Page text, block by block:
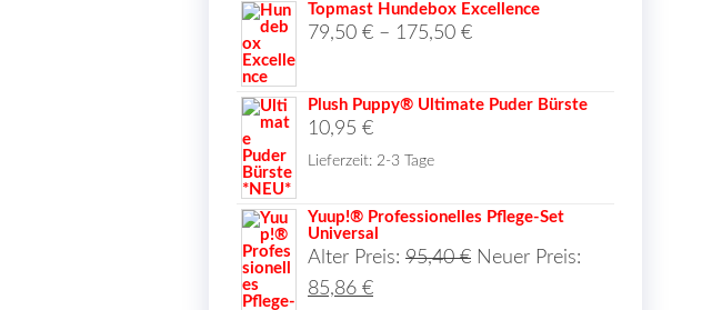
Topmast Hundebox Excellence
79,50 € – 175,50 €
Plush Puppy® Ultimate Puder Bürste
10,95 €
Lieferzeit: 2-3 Tage
Yuup!® Professionelles Pflege-Set
Universal
Alter Preis: 95,40€ Ursprünglicher
Neuer Preis:
85,86 €Aktueller